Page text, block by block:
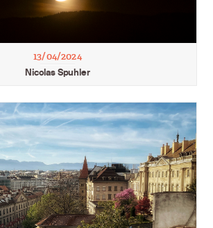
13/04/2024
Nicolas Spuhler